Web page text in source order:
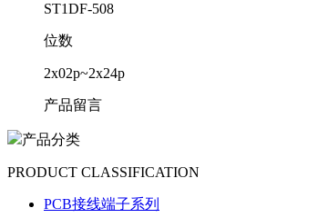
ST1DF-508
位数
2x02p~2x24p
产品留言
产品分类
PRODUCT CLASSIFICATION
PCB接线端子系列